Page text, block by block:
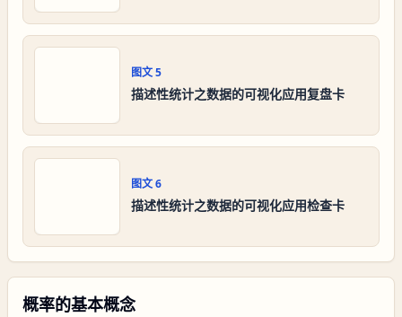
图文5
描述性统计之数据的可视化应用复盘卡
图文6
描述性统计之数据的可视化应用检查卡
概率的基本概念